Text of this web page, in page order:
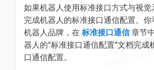
如果机器人使用标准接口方式与视
完成机器人的标准接口通信配置。你
机器人品牌，在 标准接口通信章节
器人的“标准接口通信配置”文档完成
口通信配置。